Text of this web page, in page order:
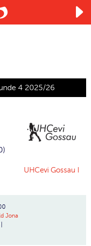
4 2025/26
UHCevi Gossau I
Jona